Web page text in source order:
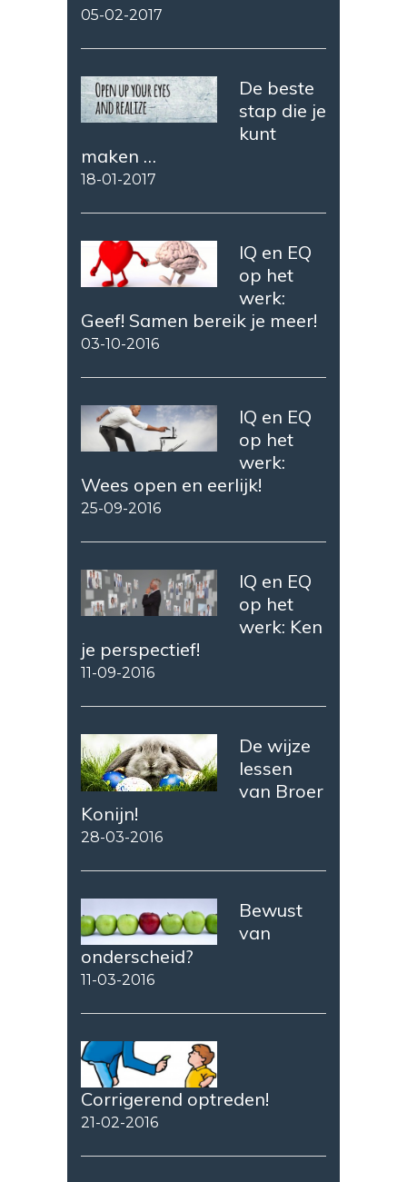
05-02-2017
De beste
stap die je
kunt
maken …
18-01-2017
IQ en EQ
op het
werk:
Geef! Samen bereik je meer!
03-10-2016
IQ en EQ
op het
werk:
Wees open en eerlijk!
25-09-2016
IQ en EQ
op het
werk: Ken
je perspectief!
11-09-2016
De wijze
lessen
van Broer
Konijn!
28-03-2016
Bewust
van
onderscheid?
11-03-2016
Corrigerend optreden!
21-02-2016